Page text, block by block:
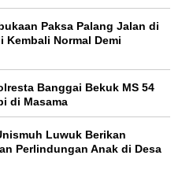
Paksa Palang Jalan di
Kembali Normal Demi
Banggai Bekuk MS 54
di Masama
Luwuk Berikan
Perlindungan Anak di Desa